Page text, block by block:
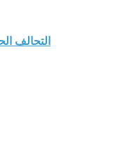
التحالف